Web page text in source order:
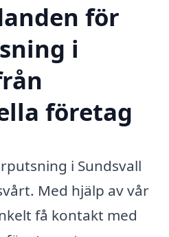
för
i
företag
i Sundsvall
Med hjälp av vår
få kontakt med